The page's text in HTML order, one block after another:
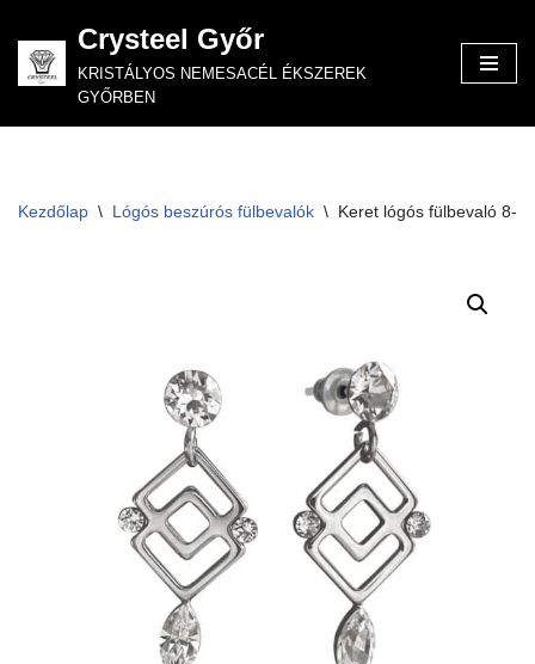
Skip
to
Crysteel Győr
KRISTÁLYOS NEMESACÉL ÉKSZEREK
GYŐRBEN
Kezdőlap \ Lógós beszúrós fülbevalók \ Keret lógós fülbevaló 8-